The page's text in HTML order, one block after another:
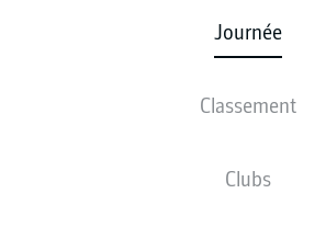
Journée
Classement
Clubs
2 0
COMPOSITIONS